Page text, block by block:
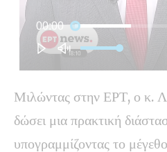
Μιλώντας στην ΕΡΤ, ο κ.
δώσει μια πρακτική
υπογραμμίζοντας το